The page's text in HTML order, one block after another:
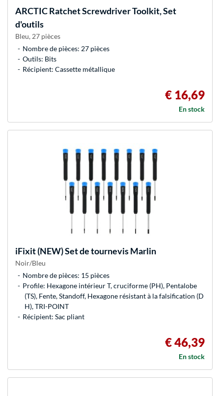
ARCTICRatchet Screwdriver Toolkit, Set
d'outils
Bleu, 27 pièces
Nombre de pièces: 27 pièces
Outils: Bits
Récipient: Cassette métallique
€ 16,69
En stock
iFixit(NEW) Set de tournevis Marlin
Noir/Bleu
Nombre de pièces: 15 pièces
Profile: Hexagone intérieur T, cruciforme (PH), Pentalobe
(TS), Fente, Standoff, Hexagone résistant à la falsification (D
H), TRI-POINT
Récipient: Sac pliant
€ 46,39
En stock